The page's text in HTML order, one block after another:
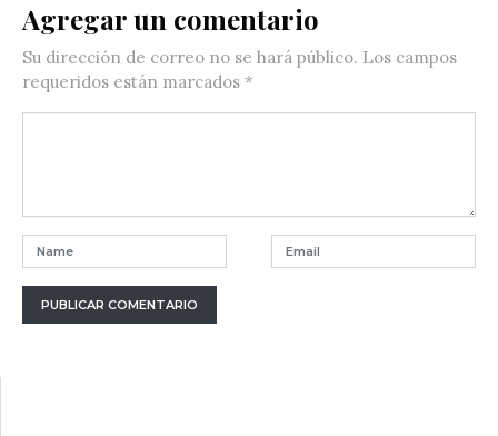
Agregar un comentario
Su dirección de correo no se hará público. Los campos
requeridos están marcados *